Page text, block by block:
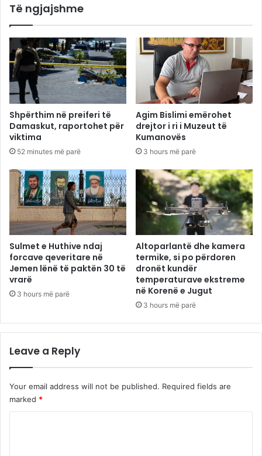
Të ngjajshme
Shpërthim në preiferi të
Damaskut, raportohet për
viktima
52 minutes më parë
Agim Bislimi emërohet
drejtor i ri i Muzeut të
Kumanovës
3 hours më parë
Sulmet e Huthive ndaj
forcave qeveritare në
Jemen lënë të paktën 30 të
vrarë
3 hours më parë
Altoparlantë dhe kamera
termike, si po përdoren
dronët kundër
temperaturave ekstreme
në Korenë e Jugut
3 hours më parë
Leave a Reply
Your email address will not be published. Required fields are
marked *